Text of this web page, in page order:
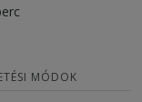
MÓDOK